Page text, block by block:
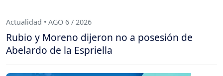
Actualidad • AGO 6 / 2026
Rubio y Moreno dijeron no a posesión de
Abelardo de la Espriella